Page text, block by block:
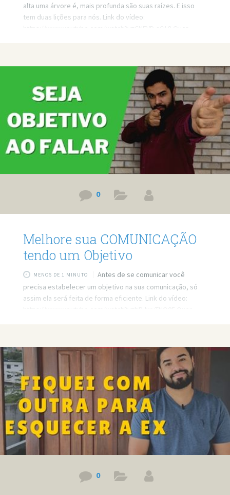
alta uma árvore é, mais profunda são suas raízes. E isso
tem duas lições para nós. Link do vídeo:
0
Melhore sua COMUNICAÇÃO
tendo um Objetivo
MENOS DE 1 MINUTO
Antes de se comunicar você
precisa estabelecer um objetivo na sua comunicação, só
assim ela será feita de forma eficiente. Link do vídeo:
0